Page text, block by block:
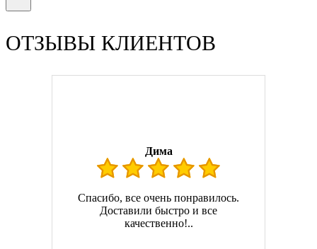
ОТЗЫВЫ КЛИЕНТОВ
Дима
Спасибо, все очень понравилось.
Доставили быстро и все
качественно!..